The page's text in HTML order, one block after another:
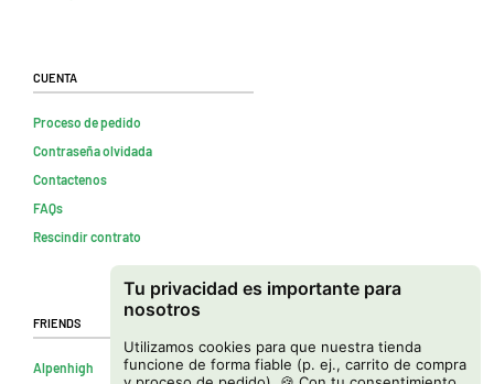
Tu privacidad es importante para
nosotros
Utilizamos cookies para que nuestra tienda
funcione de forma fiable (p. ej., carrito de compra
Cuenta
Proceso de pedido
Contraseña olvidada
Contactenos
FAQs
Rescindir contrato
Friends
Alpenhigh